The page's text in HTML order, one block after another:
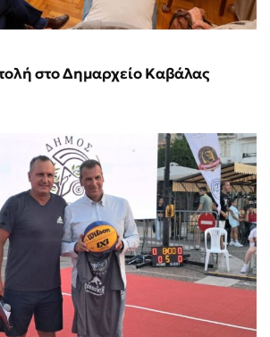
στο Δημαρχείο Καβάλας